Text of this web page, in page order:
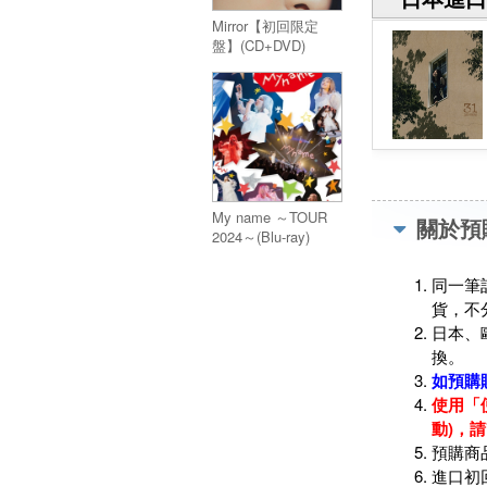
Mirror【初回限定
盤】(CD+DVD)
My name ～TOUR
2024～(Blu-ray)
關於
同一筆
貨，不
日本、
換。
如預購
使用「
動)，
預購商
進口初